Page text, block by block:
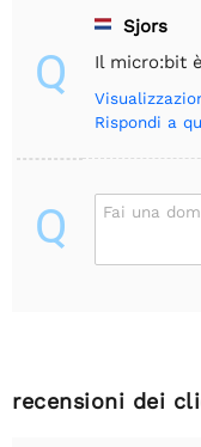
Q
Sjors
Il micro:bit
Rispondi a
Q Fai una
recensioni dei